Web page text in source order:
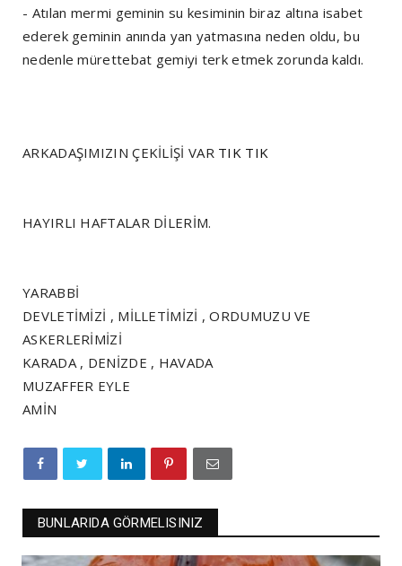
- Atılan mermi geminin su kesiminin biraz altına isabet
ederek geminin anında yan yatmasına neden oldu, bu
nedenle mürettebat gemiyi terk etmek zorunda kaldı.
ARKADAŞIMIZIN ÇEKİLİŞİ VAR TIK TIK
HAYIRLI HAFTALAR DİLERİM.
YARABBİ
DEVLETİMİZİ , MİLLETİMİZİ , ORDUMUZU VE
ASKERLERİMİZİ
KARADA , DENİZDE , HAVADA
MUZAFFER EYLE
AMİN
BUNLARIDA GÖRMELISINIZ